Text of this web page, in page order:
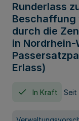
Runderlass
Beschaffung
durch die
in
Erlass)
In Kraft Seit